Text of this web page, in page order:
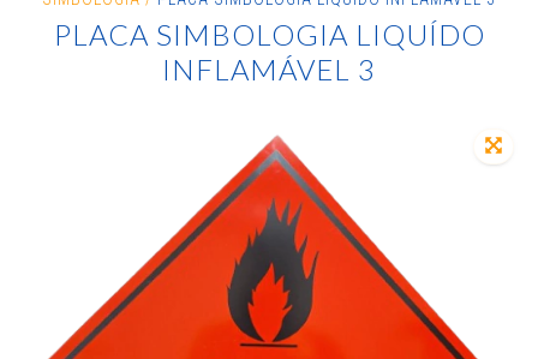
PLACA SIMBOLOGIA LIQUÍDO
INFLAMÁVEL 3